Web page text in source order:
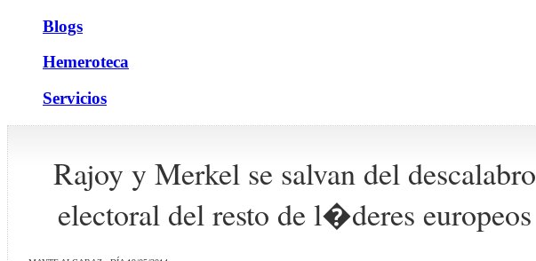
Blogs
Hemeroteca
Servicios
Rajoy y Merkel se salvan del descalabro
electoral del resto de l�deres europeos